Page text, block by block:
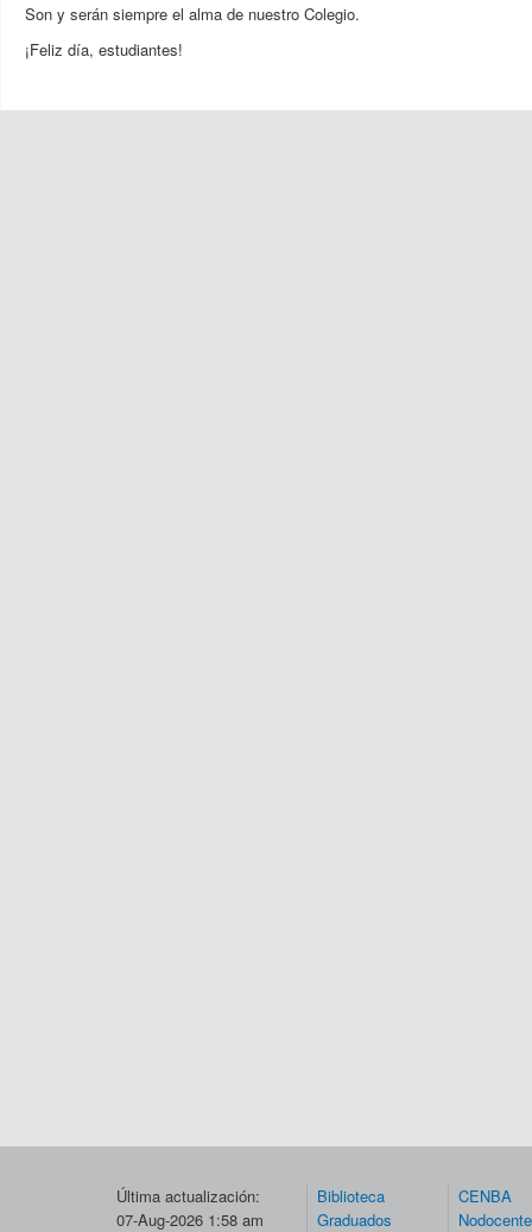
Son y serán siempre el alma de nuestro Colegio.
¡Feliz día, estudiantes!
Última actualización:
07-Aug-2026 1:58 am
Biblioteca
Graduados
CENBA